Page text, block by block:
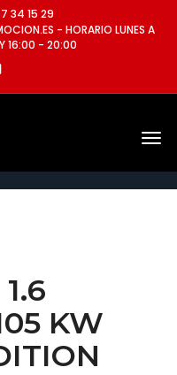
34 15 29
- HORARIO LUNES A
16:00 - 20:00
KW